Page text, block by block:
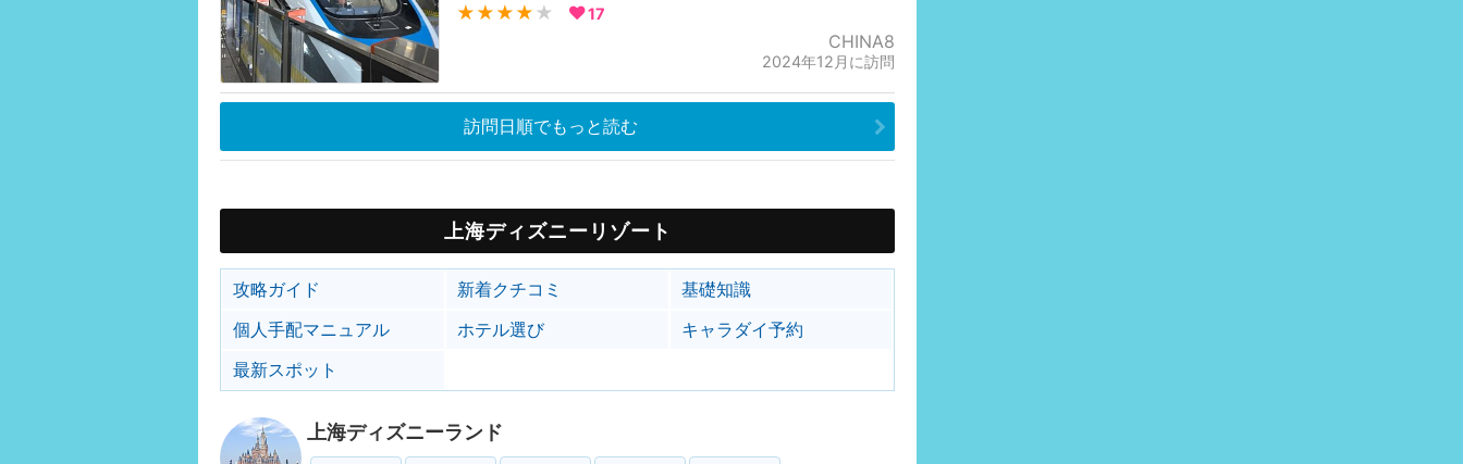
★★★★ ★ 17
CHINA8
2024年12月に訪問
訪問日順でもっと読む
上海ディズニーリゾート
攻略ガイド 新着クチコミ
基礎知識
個人手配マニュアル
ホテル選び
キャラダイ予約
最新スポット
上海ディズニーランド